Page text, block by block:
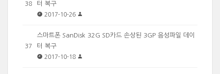
38
터 복구
2017-10-26
37
스마트폰 SanDisk 32G SD카드 손상된 3GP 음성파일 데이
터 복구
2017-10-18